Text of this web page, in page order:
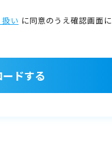
い に同意のうえ確認画面に
ドする